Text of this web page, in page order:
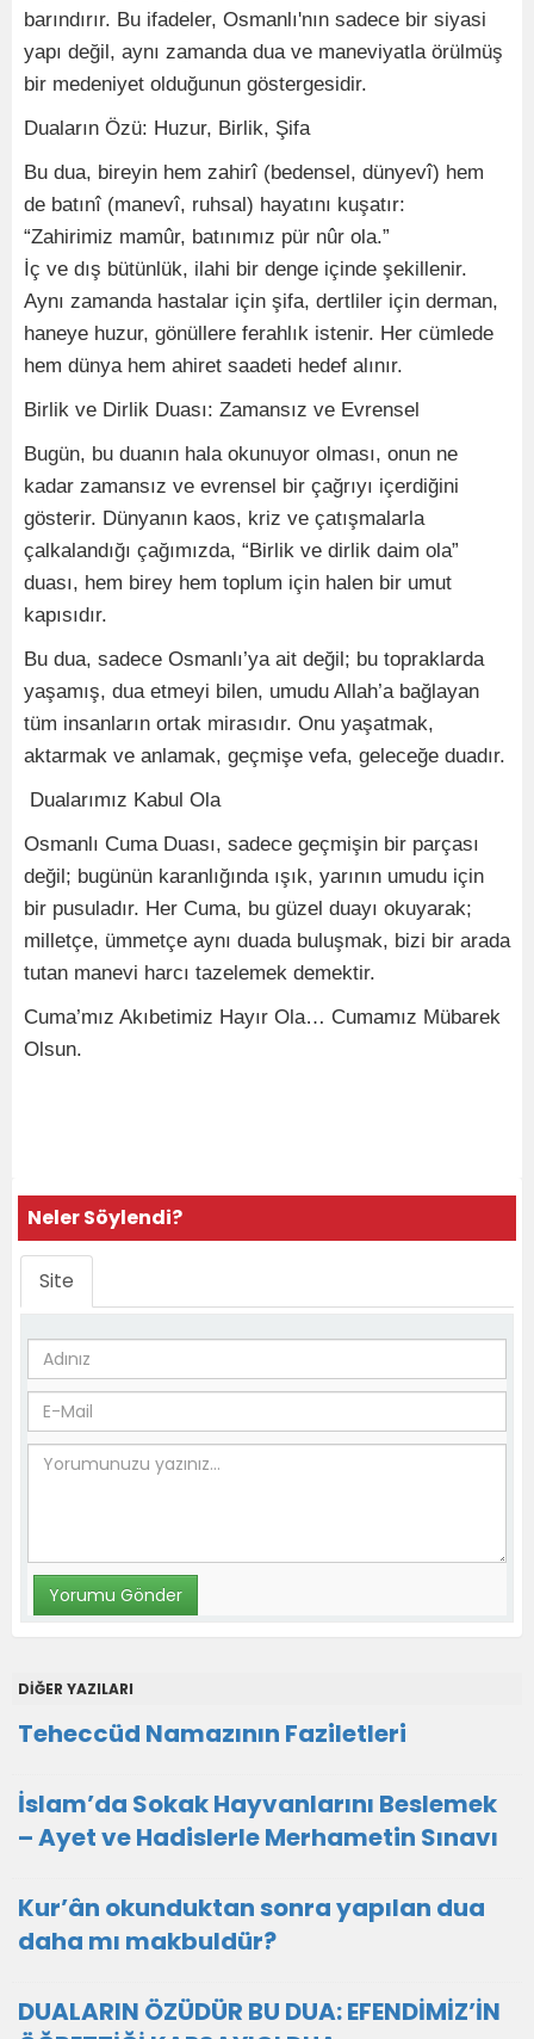
barındırır. Bu ifadeler, Osmanlı'nın sadece bir siyasi
yapı değil, aynı zamanda dua ve maneviyatla örülmüş
bir medeniyet olduğunun göstergesidir.
Duaların Özü: Huzur, Birlik, Şifa
Bu dua, bireyin hem zahirî (bedensel, dünyevî) hem
de batınî (manevî, ruhsal) hayatını kuşatır:
“Zahirimiz mamûr, batınımız pür nûr ola.”
İç ve dış bütünlük, ilahi bir denge içinde şekillenir.
Aynı zamanda hastalar için şifa, dertliler için derman,
haneye huzur, gönüllere ferahlık istenir. Her cümlede
hem dünya hem ahiret saadeti hedef alınır.
Birlik ve Dirlik Duası: Zamansız ve Evrensel
Bugün, bu duanın hala okunuyor olması, onun ne
kadar zamansız ve evrensel bir çağrıyı içerdiğini
gösterir. Dünyanın kaos, kriz ve çatışmalarla
çalkalandığı çağımızda, “Birlik ve dirlik daim ola”
duası, hem birey hem toplum için halen bir umut
kapısıdır.
Bu dua, sadece Osmanlı’ya ait değil; bu topraklarda
yaşamış, dua etmeyi bilen, umudu Allah’a bağlayan
tüm insanların ortak mirasıdır. Onu yaşatmak,
aktarmak ve anlamak, geçmişe vefa, geleceğe duadır.
Dualarımız Kabul Ola
Osmanlı Cuma Duası, sadece geçmişin bir parçası
değil; bugünün karanlığında ışık, yarının umudu için
bir pusuladır. Her Cuma, bu güzel duayı okuyarak;
milletçe, ümmetçe aynı duada buluşmak, bizi bir arada
tutan manevi harcı tazelemek demektir.
Cuma’mız Akıbetimiz Hayır Ola… Cumamız Mübarek
Olsun.
Neler Söylendi?
Site
DİĞER YAZILARI
Teheccüd Namazının Faziletleri
İslam’da Sokak Hayvanlarını Beslemek
– Ayet ve Hadislerle Merhametin Sınavı
Kur’ân okunduktan sonra yapılan dua
daha mı makbuldür?
DUALARIN ÖZÜDÜR BU DUA: EFENDİMİZ’İN